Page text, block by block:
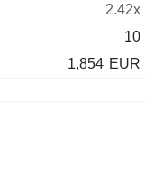
2.42x
10
1,854 EUR